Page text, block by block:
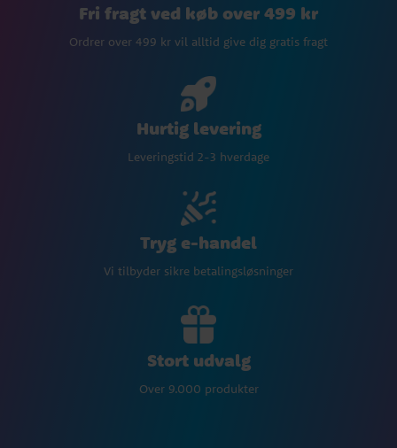
Fri fragt ved køb over 499 kr
Ordrer over 499 kr vil alltid give dig gratis fragt
Hurtig levering
Leveringstid 2-3 hverdage
Tryg e-handel
Vi tilbyder sikre betalingsløsninger
Stort udvalg
Over 9.000 produkter